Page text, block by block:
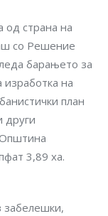
од страна на
со Решение
барањето за
на
план
други
3,89 ха.
забелешки,